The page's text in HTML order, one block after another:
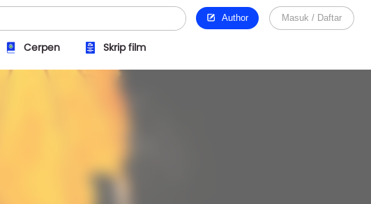
Author Masuk / Daftar
Cerpen Skrip film